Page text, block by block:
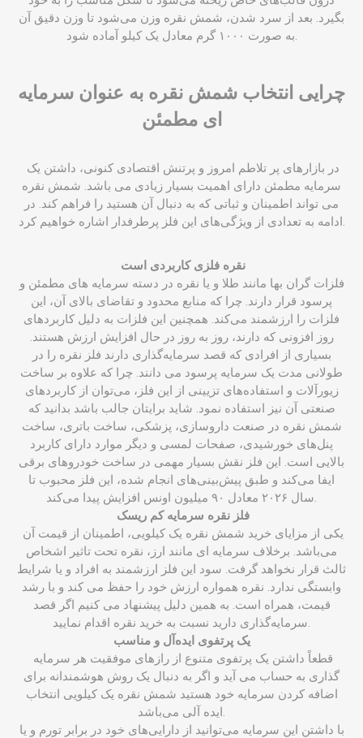
بگیرد. بعد از سرد شدن، شمش نقره وزن می‌شود تا وزن دقیق آن
چرایی انتخاب شمش نقره به عنوان سرمایه
ای مطمئن
سرمایه مطمئن دارای اهمیت بسیار زیادی می ‌باشد. شمش نقره
می ‌تواند اطمینان و ثباتی که به دنبال آن هستید را فراهم کند. در
نقره فلزی کاربردی است
فلزات گران بها مانند طلا و یا نقره در دسته سرمایه ‌های مطمئن و
پرسود قرار دارند. چرا که منابع محدود و تقاضای بالای آن، این
فلزات را ارزشمند می‌کند. همچنین این فلزات به دلیل کاربردهای
روز افزونی که دارند، روز به روز در حال افزایش ارزش هستند.
بسیاری از افرادی که قصد سرمایه‌گذاری دارند فلز نقره را در
طولانی مدت یک سرمایه پرسود می ‌دانند. چرا که علاوه بر ساخت
زیورآلات و استفاده‌های تزیینی از این فلز، می‌توان از کاربردهای
صنعتی آن نیز استفاده نمود. شاید برایتان جالب باشد بدانید که
شمش نقره در صنعت داروسازی، پزشکی، ساخت باتری، ساخت
پنل‌های خورشیدی، صفحات لمسی و دیگر موارد دارای کاربرد
بالایی است. این فلز نقش بسیار مهمی در ساخت خودروهای برقی
ایفا می‌کند و طبق پیش‌بینی‌های انجام شده، این فلز محبوب تا
فلز نقره سرمایه کم ریسک
می‌باشد. برخلاف سرمایه‌ ای مانند ارز، نقره تحت تاثیر اشخاص
ثالث قرار نخواهد گرفت. سود این فلز ارزشمند به افراد و یا شرایط
وابستگی ندارد. نقره همواره ارزش خود را حفظ می‌ کند و با رشد
قیمت، همراه است. به همین دلیل پیشنهاد می ‌کنیم اگر قصد
یک پرتفوی ایده‌آل و مناسب
گذاری به حساب می ‌آید و اگر به دنبال یک روش هوشمندانه برای
اضافه کردن سرمایه خود هستید شمش نقره یک کیلویی انتخاب
با داشتن این سرمایه می‌توانید از دارایی‌های خود در برابر تورم و یا